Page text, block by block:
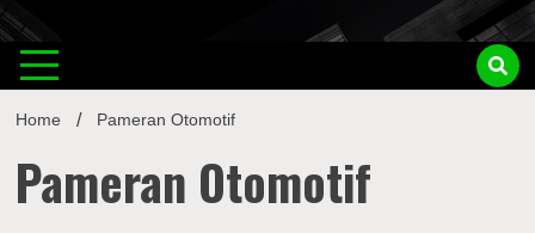
Home Pameran Otomotif
Pameran Otomotif